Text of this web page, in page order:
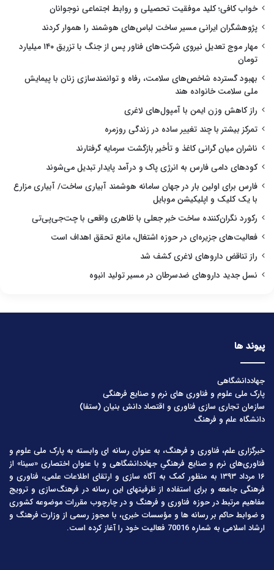
خواب کافی؛ کلید موفقیت تحصیلی و روابط اجتماعی نوجوانان
پژوهشگران ایرانی مسیر ساخت لباس‌های هوشمند را هموار کردند
مهار موج تعدیل نیروی شرکت‌های فناور پس از جنگ با تزریق ۱۴۰ میلیارد
تومان
بهبود گسترده شاخص‌های سلامت، رفاه و توانمندسازی زنان با پیمایش
ملی سلامت خانواده هند
راز کاهش وزن ایمن با آمپول‌های لاغری
تمرکز بیشتر با چند تغییر ساده در زندگی روزمره
ناشران میان گرانی کاغذ و تأخیر بازگشت سرمایه گرفتارند
کودهای دامی فارس به انرژی پاک و درآمد پایدار تبدیل می‌شوند
فارس برای اولین بار در جهان سامانه هوشمند آبیاری ساخت/ آبیاری مزارع
با یک کلیک و اپلیکیشن موبایل
رکورد نگران‌کننده ساخت خبر جعلی با ظاهری واقعی با چت‌جی‌پی‌تی
فعالیت‌های جزیره‌ای در حوزه اشتغال، مانع تحقق اهداف است
راز تناقض داروهای لاغری کشف شد
نسل جدید داروهای ضدسرطان در مسیر تولید انبوه
پیوند ها
جهاددانشگاهی
پارک ملی علوم و فناوری های نرم و صنایع فرهنگی
سازمان تجاری سازی فناوری و اقتصاد دانش بنیان (ستفا)
دانشگاه علم و فرهنگ
خبرگزاری علم، فناوری و فرهنگ، به عنوان رسانه ای وابسته به پارک ملی علوم و
فناوری‌های نرم و صنایع فرهنگیِ جهاددانشگاهی و با عنوان اختصاری «سینا» از
۱۶ مرداد ۱۳۹۳ به منظور کمک به آگاه سازی و ارتقای اطلاعات علمی، فناوری و
فرهنگی جامعه و برای استفاده از ظرفیتهای این رسانه در فرهنگ‌سازی و ترویج
مفاهیم مرتبط در حوزه فناوری و فرهنگ و در چارچوب مقررات موضوعه کشوری
و ضوابط حاکم بر رسانه ها و مؤسسات خبری، با مجوز رسمی از وزارت فرهنگ و
ارشاد اسلامی به شماره 70016 فعالیت خود را آغاز کرده است.